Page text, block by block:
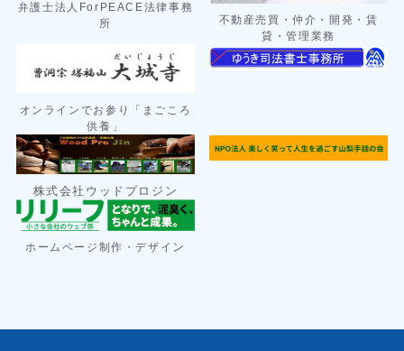
弁護士法人ForPEACE法律事務
所
不動産売買・仲介・開発・賃
貸・管理業務
オンラインでお参り「まごころ
供養」
株式会社ウッドプロジン
ホームページ制作・デザイ ン